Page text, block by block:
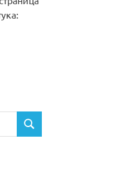
SEARCH